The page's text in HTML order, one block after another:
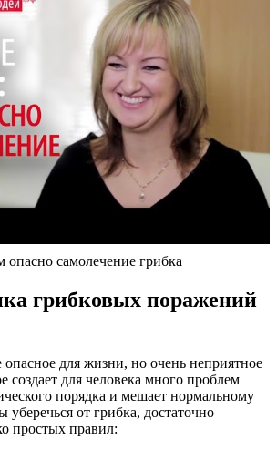
опасно самолечение грибка
грибковых поражений
для жизни, но очень неприятное
создает для человека много проблем
порядка и мешает нормальному
уберечься от грибка, достаточно
простых правил: